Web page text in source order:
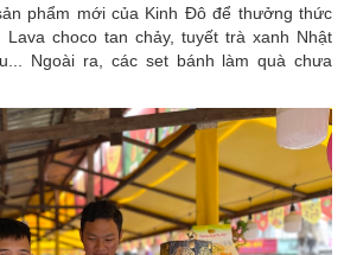
phẩm mới của Kinh Đô để thưởng thức
choco tan chảy, tuyết trà xanh Nhật
Ngoài ra, các set bánh làm quà chưa